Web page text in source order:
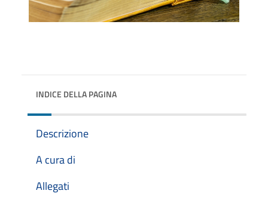
INDICE DELLA PAGINA
Descrizione
A cura di
Allegati